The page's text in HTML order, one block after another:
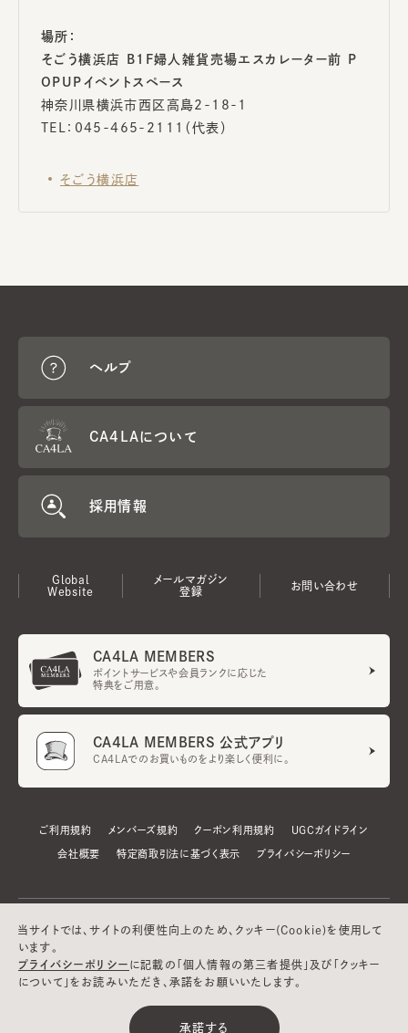
場所：
そごう横浜店 B1F婦人雑貨売場エスカレーター前 P
OPUPイベントスペース
神奈川県横浜市西区高島2-18-1
TEL：045-465-2111（代表）
そごう横浜店
ヘルプ
CA4LAについて
採用情報
Global
Website
メールマガジン
登録
お問い合わせ
CA4LA MEMBERS
ポイントサービスや会員ランクに応じた
特典をご用意。
CA4LA MEMBERS 公式アプリ
CA4LAでのお買いものをより楽しく便利に。
ご利用規約 メンバーズ規約 クーポン利用規約 UGCガイドライン
会社概要 特定商取引法に基づく表示 プライバシーポリシー
©CA4LA INC. All Rights Reserved.
当サイトでは、サイトの利便性向上のため、クッキー(Cookie)を使用して
います。
プライバシーポリシー に記載の「個人情報の第三者提供」及び「クッキー
について」をお読みいただき、承諾をお願いいたします。
承諾する